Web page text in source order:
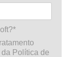
Política de